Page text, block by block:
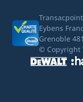
Eybens
Grenoble
© Copyright